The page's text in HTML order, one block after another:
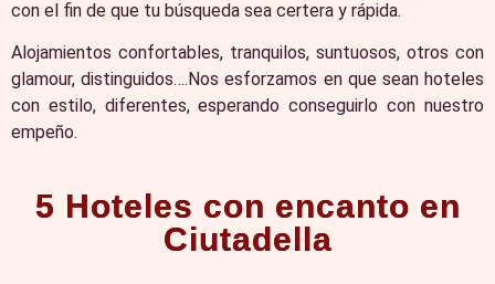
con el fin de que tu búsqueda sea certera y rápida.
Alojamientos confortables, tranquilos, suntuosos, otros con
glamour, distinguidos….Nos esforzamos en que sean hoteles
con estilo, diferentes, esperando conseguirlo con nuestro
empeño.
5 Hoteles con encanto en
Ciutadella